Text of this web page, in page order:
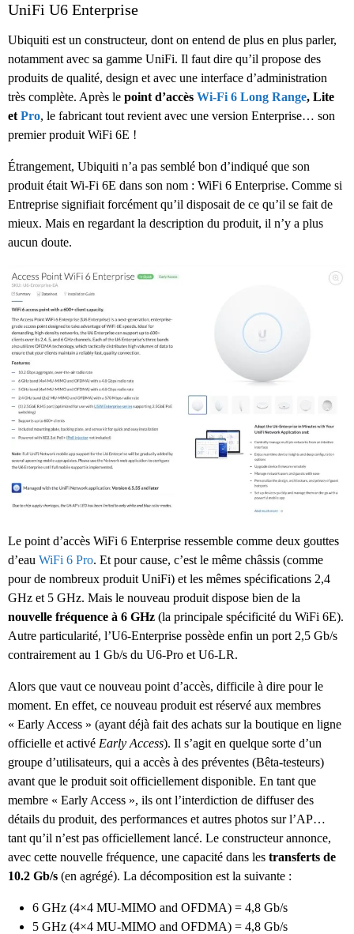
UniFi U6 Enterprise
Ubiquiti est un constructeur, dont on entend de plus en plus parler,
notamment avec sa gamme UniFi. Il faut dire qu’il propose des
produits de qualité, design et avec une interface d’administration
très complète. Après le point d’accès Wi-Fi 6 Long Range, Lite
et Pro, le fabricant tout revient avec une version Enterprise… son
premier produit WiFi 6E !
Étrangement, Ubiquiti n’a pas semblé bon d’indiqué que son
produit était Wi-Fi 6E dans son nom : WiFi 6 Enterprise. Comme si
Entreprise signifiait forcément qu’il disposait de ce qu’il se fait de
mieux. Mais en regardant la description du produit, il n’y a plus
aucun doute.
Le point d’accès WiFi 6 Enterprise ressemble comme deux gouttes
d’eau WiFi 6 Pro. Et pour cause, c’est le même châssis (comme
pour de nombreux produit UniFi) et les mêmes spécifications 2,4
GHz et 5 GHz. Mais le nouveau produit dispose bien de la
nouvelle fréquence à 6 GHz (la principale spécificité du WiFi 6E).
Autre particularité, l’U6-Enterprise possède enfin un port 2,5 Gb/s
contrairement au 1 Gb/s du U6-Pro et U6-LR.
Alors que vaut ce nouveau point d’accès, difficile à dire pour le
moment. En effet, ce nouveau produit est réservé aux membres
« Early Access » (ayant déjà fait des achats sur la boutique en ligne
officielle et activé Early Access). Il s’agit en quelque sorte d’un
groupe d’utilisateurs, qui a accès à des préventes (Bêta-testeurs)
avant que le produit soit officiellement disponible. En tant que
membre « Early Access », ils ont l’interdiction de diffuser des
détails du produit, des performances et autres photos sur l’AP…
tant qu’il n’est pas officiellement lancé. Le constructeur annonce,
avec cette nouvelle fréquence, une capacité dans les transferts de
10.2 Gb/s (en agrégé). La décomposition est la suivante :
6 GHz (4×4 MU-MIMO and OFDMA) = 4,8 Gb/s
5 GHz (4×4 MU-MIMO and OFDMA) = 4,8 Gb/s